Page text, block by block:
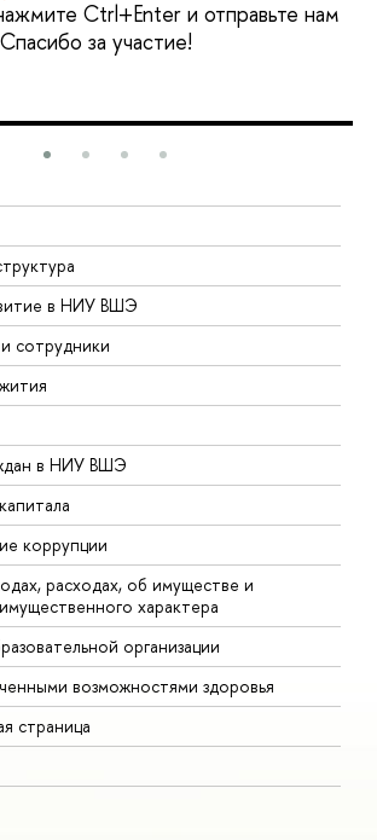
Ctrl+Enter и отправьте нам
за участие!
в НИУ ВШЭ
сотрудники
в НИУ ВШЭ
коррупции
расходах, об имуществе и
характера
организации
возможностями здоровья
страница